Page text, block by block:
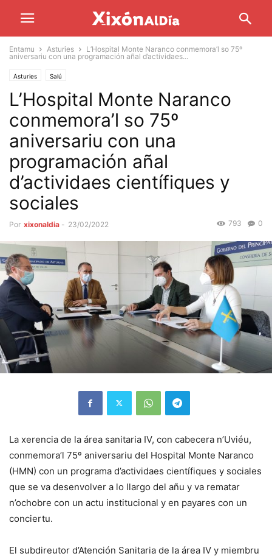
Entamu Asturies
L’Hospital Monte Naranco conmemora’l so 75º
aniversariu con una programación añal d’actividaes...
Asturies Salú
L’Hospital Monte Naranco
conmemora’l so 75º
aniversariu con una
programación añal
d’actividaes científiques y
sociales
Por xixonaldia - 23/02/2022 0
793
La xerencia de la área sanitaria IV, con cabecera n’Uviéu,
conmemora’l 75º aniversariu del Hospital Monte Naranco
(HMN) con un programa d’actividaes científiques y sociales
que se va desenvolver a lo llargo del añu y va rematar
n’ochobre con un actu institucional y en payares con un
conciertu.
El subdireutor d’Atención Sanitaria de la área IV y miembru